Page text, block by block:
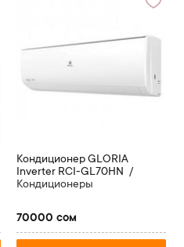
Кондиционер GLORIA
Inverter RCI-GL70HN
Кондиционеры
70000 сом